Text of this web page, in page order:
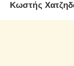
Κωστής